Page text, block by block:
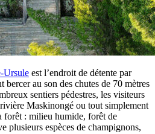
Ursule est l’endroit de détente par
bercer au son des chutes de 70 mètres
sentiers pédestres, les visiteurs
Maskinongé ou tout simplement
forêt : milieu humide, forêt de
plusieurs espèces de champignons,